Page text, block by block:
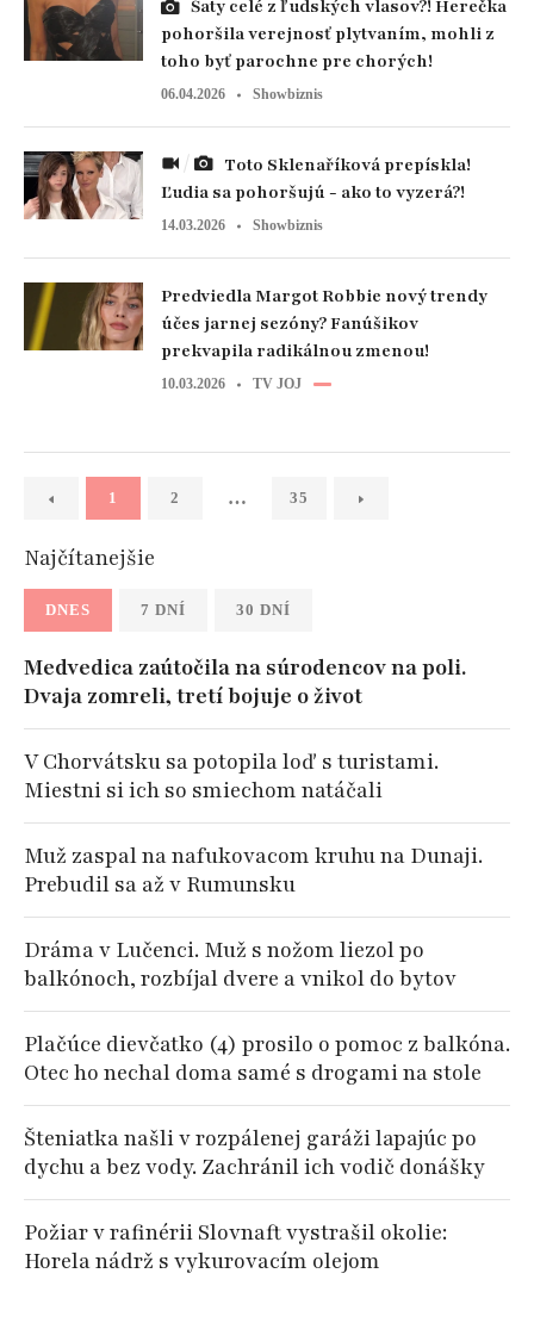
pohoršila verejnosť plytvaním, mohli z
toho byť parochne pre chorých!
06.04.2026 Showbiznis
Ľudia sa pohoršujú - ako to vyzerá?!
14.03.2026 Showbiznis
Predviedla Margot Robbie nový trendy
účes jarnej sezóny? Fanúšikov
prekvapila radikálnou zmenou!
10.03.2026 TV JOJ
1 2 … 35
Najčítanejšie
DNES 7 DNÍ 30 DNÍ
Medvedica zaútočila na súrodencov na poli.
Dvaja zomreli, tretí bojuje o život
V Chorvátsku sa potopila loď s turistami.
Miestni si ich so smiechom natáčali
Muž zaspal na nafukovacom kruhu na Dunaji.
Prebudil sa až v Rumunsku
Dráma v Lučenci. Muž s nožom liezol po
balkónoch, rozbíjal dvere a vnikol do bytov
Plačúce dievčatko (4) prosilo o pomoc z balkóna.
Otec ho nechal doma samé s drogami na stole
Šteniatka našli v rozpálenej garáži lapajúc po
dychu a bez vody. Zachránil ich vodič donášky
Požiar v rafinérii Slovnaft vystrašil okolie:
Horela nádrž s vykurovacím olejom